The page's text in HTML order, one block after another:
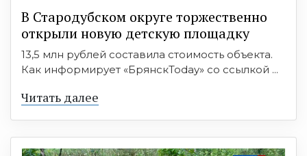
В Стародубском округе торжественно
открыли новую детскую площадку
13,5 млн рублей составила стоимость объекта.
Как информирует «БрянскToday» со ссылкой ...
Читать далее